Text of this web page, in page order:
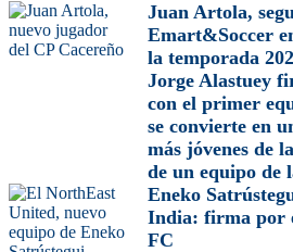
Juan Artola,
Emart&Soccer
la temporada
Jorge Alastuey
con el primer
se convierte en
más jóvenes de
de un equipo de
Eneko
India: firma por
FC